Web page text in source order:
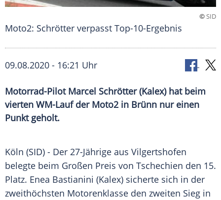
©SID
Moto2: Schrötter verpasst Top-10-Ergebnis
09.08.2020 - 16:21 Uhr
Motorrad-Pilot Marcel Schrötter (Kalex) hat beim
vierten WM-Lauf der Moto2 in Brünn nur einen
Punkt geholt.
Köln (SID) - Der 27-Jährige aus Vilgertshofen
belegte beim Großen Preis von Tschechien den 15.
Platz. Enea Bastianini (Kalex) sicherte sich in der
zweithöchsten Motorenklasse den zweiten Sieg in